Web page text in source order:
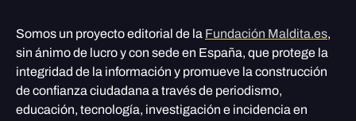
Somos un proyecto editorial de la Fundación Maldita.es,
sin ánimo de lucro y con sede en España, que protege la
integridad de la información y promueve la construcción
de confianza ciudadana a través de periodismo,
educación, tecnología, investigación e incidencia en